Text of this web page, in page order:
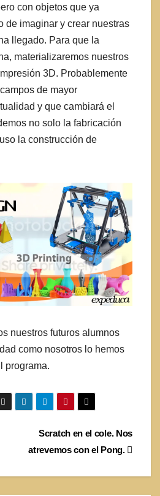
con objetos que ya
de imaginar y crear nuestras
llegado. Para que la
materializaremos nuestros
3D. Probablemente
de mayor
y que cambiará el
no solo la fabricación
la construcción de
nuestros futuros alumnos
como nosotros lo hemos
programa.
Scratch en el cole. Nos
atrevemos con el Pong.